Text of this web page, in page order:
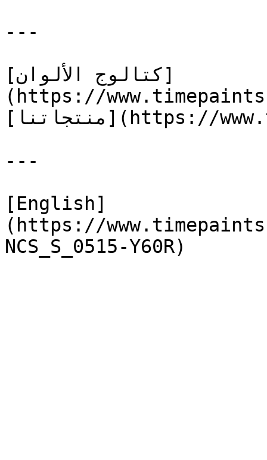
---
[كتالوج الألوان]
(https://
[منتجاتنا](https://www.timepaints.com/ar/products)
---
[English]
(https://
NCS_S_0515-Y60R)